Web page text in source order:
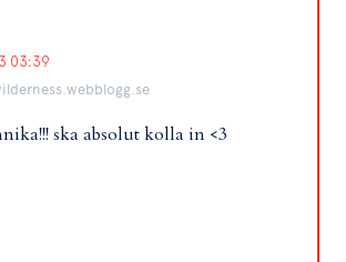
03:39
ska absolut kolla in <3